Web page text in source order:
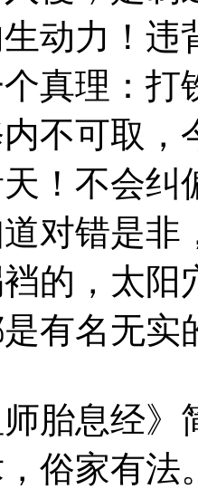
动力！违
真理：打
不可取
！不会纠
对错是非
的，太阳
有名无实
息经》
俗家有法